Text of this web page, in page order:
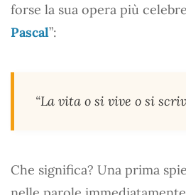
forse la sua opera più
Pascal”:
“La vita o si vive o si
Che significa? Una prima